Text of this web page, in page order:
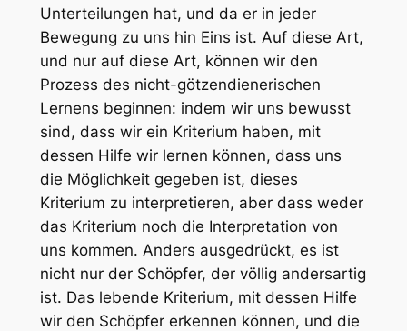
Unterteilungen hat, und da er in jeder
Bewegung zu uns hin Eins ist. Auf diese Art,
und nur auf diese Art, können wir den
Prozess des nicht-götzendienerischen
Lernens beginnen: indem wir uns bewusst
sind, dass wir ein Kriterium haben, mit
dessen Hilfe wir lernen können, dass uns
die Möglichkeit gegeben ist, dieses
Kriterium zu interpretieren, aber dass weder
das Kriterium noch die Interpretation von
uns kommen. Anders ausgedrückt, es ist
nicht nur der Schöpfer, der völlig andersartig
ist. Das lebende Kriterium, mit dessen Hilfe
wir den Schöpfer erkennen können, und die